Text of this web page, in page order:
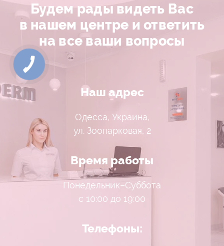
Будем рады видеть Вас
в нашем центре и ответить
на все ваши вопросы
Наш адрес
Одесса, Украина,
ул. Зоопарковая, 2
Время работы
Понедельник–Суббота
с 10:00 до 19:00
Телефоны: